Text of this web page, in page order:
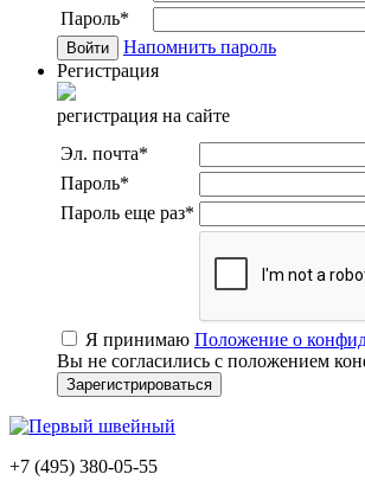
Пароль*
Напомнить пароль
Регистрация
регистрация на сайте
Эл. почта*
Пароль*
Пароль еще раз*
Я принимаю Положение о
Вы не согласились с положением
+7 (495) 380-05-55